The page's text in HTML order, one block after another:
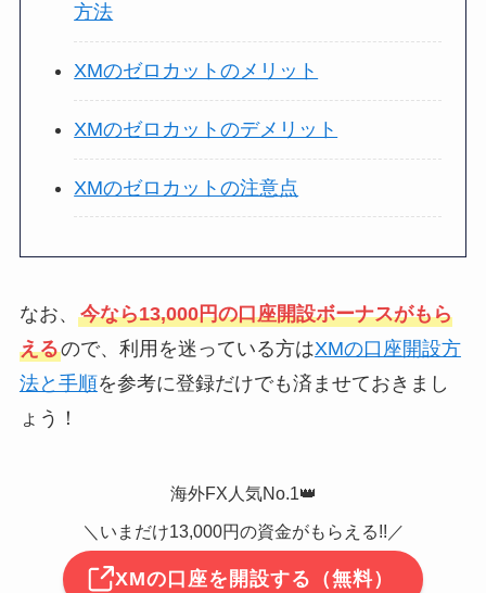
方法
XMのゼロカットのメリット
XMのゼロカットのデメリット
XMのゼロカットの注意点
なお、 今なら13,000円の口座開設ボーナスがもら
えるので、利用を迷っている方はXMの口座開設方
法と手順を参考に登録だけでも済ませておきまし
ょう！
海外FX人気No.1👑
＼いまだけ13,000円の資金がもらえる!!／
XMの口座を開設する（無料）